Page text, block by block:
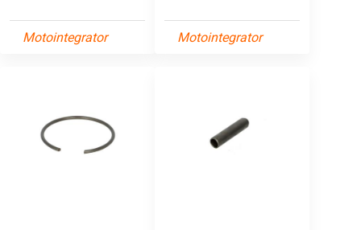
Motointegrator Motointegrator